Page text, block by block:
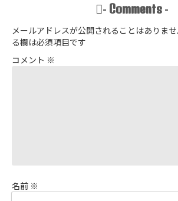
- Comments -
メールアドレスが公開されることはありませ
る欄は必須項目です
コメント ※
名前 ※